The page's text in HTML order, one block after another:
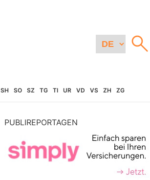
SH SO SZ TG TI UR VD VS ZH ZG
PUBLIREPORTAGEN